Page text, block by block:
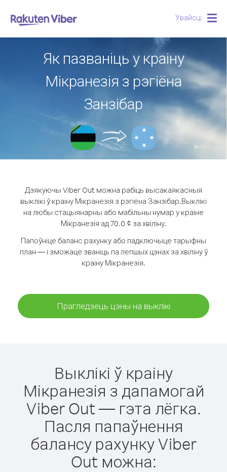
Увайсці
Як пазваніць у краіну
Мікранезія з рэгіёна
Занзібар
Дзякуючы Viber Out можна рабіць высакаякасныя
выклікі ў краіну Мікранезія з рэгіёна Занзібар.Выклікі
на любы стацыянарны або мабільны нумар у краіне
Мікранезія ад 70.0 ¢ за хвіліну.
Папоўніце баланс рахунку або падключыце тарыфны
план — і зможаце званіць па лепшых цэнах за хвіліну ў
краіну Мікранезія.
Прагледзець цэны на выклікі
Выклікі ў краіну
Мікранезія з дапамогай
Viber Out — гэта лёгка.
Пасля папаўнення
балансу рахунку Viber
Out можна: